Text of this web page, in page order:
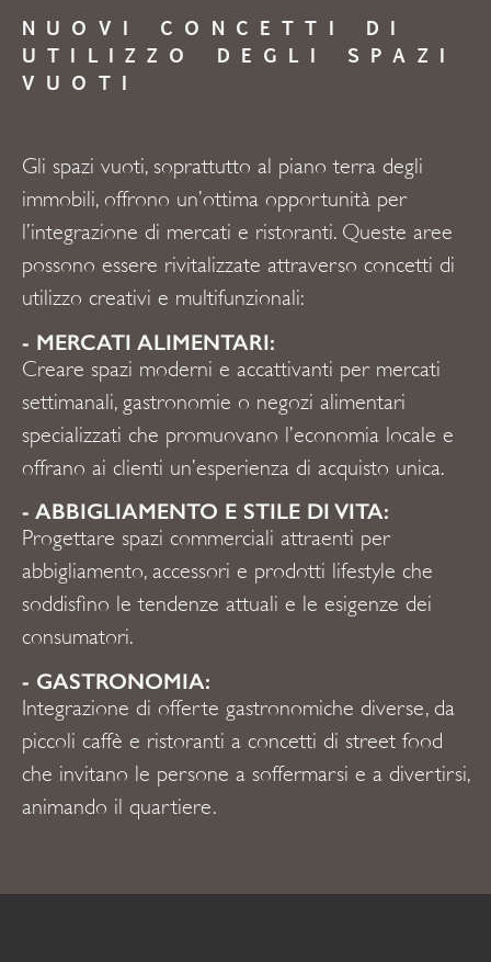
NUOVI CONCETTI DI
UTILIZZO DEGLI SPAZI
VUOTI
Gli spazi vuoti, soprattutto al piano terra degli
immobili, offrono un’ottima opportunità per
l’integrazione di mercati e ristoranti. Queste aree
possono essere rivitalizzate attraverso concetti di
utilizzo creativi e multifunzionali:
- MERCATI ALIMENTARI:
Creare spazi moderni e accattivanti per mercati
settimanali, gastronomie o negozi alimentari
specializzati che promuovano l’economia locale e
offrano ai clienti un’esperienza di acquisto unica.
- ABBIGLIAMENTO E STILE DI VITA:
Progettare spazi commerciali attraenti per
abbigliamento, accessori e prodotti lifestyle che
soddisfino le tendenze attuali e le esigenze dei
consumatori.
- GASTRONOMIA:
Integrazione di offerte gastronomiche diverse, da
piccoli caffè e ristoranti a concetti di street food
che invitano le persone a soffermarsi e a divertirsi,
animando il quartiere.